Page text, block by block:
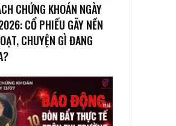
CHỨNG KHOÁN NGÀY
CỔ PHIẾU GÃY NỀN
CHUYỆN GÌ ĐANG